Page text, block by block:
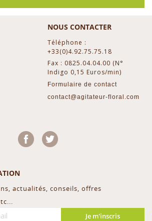
NOUS CONTACTER
Téléphone :
+33(0)4.92.75.75.18
Fax : 0825.04.04.00 (N°
Indigo 0,15 Euros/min)
Formulaire de contact
contact@agitateur-floral.com
Facebook
actualités, conseils, offres
Je m'inscris